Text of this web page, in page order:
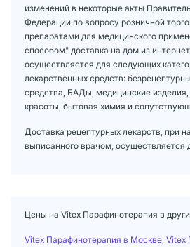
изменений в некоторые акты
Федерации по вопросу розничной
препаратами для медицинского
способом" доставка на дом из
осуществляется для следующих
лекарственных средств:
средства, БАДы, медицинские
красоты, бытовая химия и
Доставка рецептурных лекарств, при
выписанного врачом, осуществляется
Цены на Vitex Парафинотерапия в
Vitex Парафинотерапия в Москве Vitex